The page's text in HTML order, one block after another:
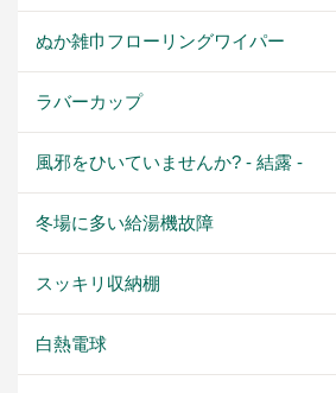
ぬか雑巾フローリングワイパー
ラバーカップ
風邪をひいていませんか? - 結露 -
冬場に多い給湯機故障
スッキリ収納棚
白熱電球